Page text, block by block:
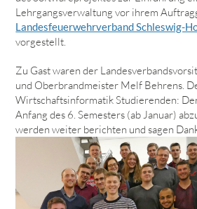
Lehrgangsverwaltung vor ihrem
Landesfeuerwehrverband Schleswig-
vorgestellt.
Zu Gast waren der
und Oberbrandmeister Melf Behrens.
Wirtschaftsinformatik Studierenden:
Anfang des 6. Semesters (ab Januar)
werden weiter berichten und sagen